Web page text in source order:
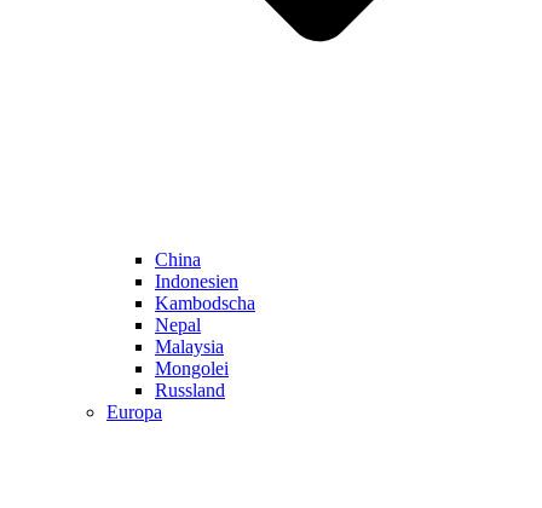
China
Indonesien
Kambodscha
Nepal
Malaysia
Mongolei
Russland
Europa